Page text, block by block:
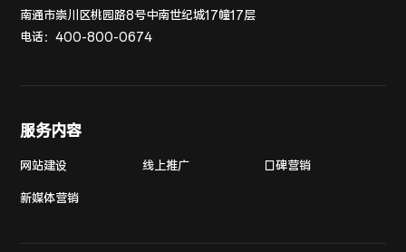
南通市崇川区桃园路8号中南世纪城17幢17层
电话：400-800-0674
服务内容
网站建设 线上推广 口碑营销
新媒体营销